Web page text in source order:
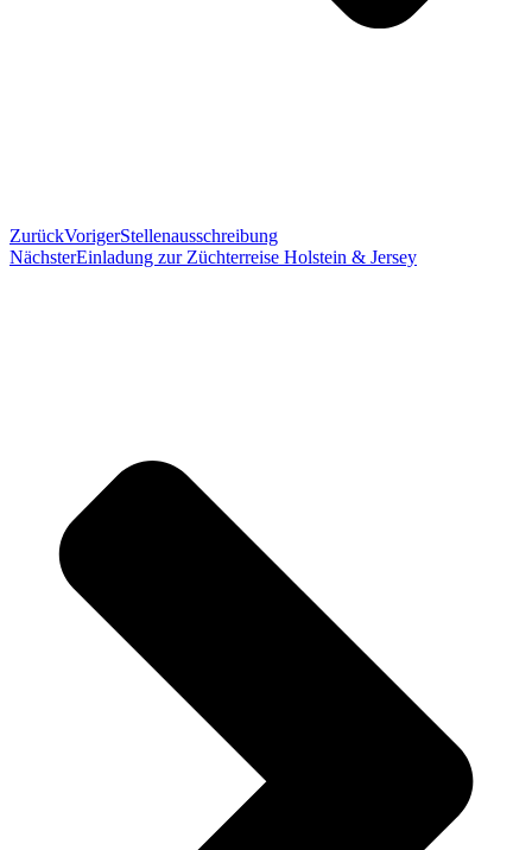
ZurückVorigerStellenausschreibung
NächsterEinladung zur Züchterreise Holstein & Jersey